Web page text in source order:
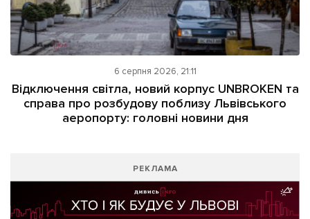
6 серпня 2026, 21:11
Відключення світла, новий корпус UNBROKEN та
справа про розбудову поблизу Львівського
аеропорту: головні новини дня
РЕКЛАМА